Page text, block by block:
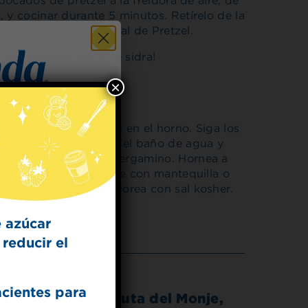
y cocinar durante 5 minutos. Retírelo de la
y espolvoree con sal de Pretzel.
de mostaza dulce de sidra!
fabricadas en el horno. Siga los
de pretzel del baño de agua y
con papel de pergamino. Hornea a
esté dorado. Cepíllate con mantequilla o
y espolvorea con sal kosher.
de Fruta del Monje,
el
para
×
for
Dish